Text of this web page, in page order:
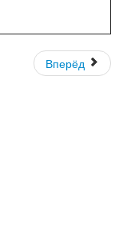
Вперёд